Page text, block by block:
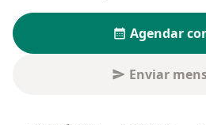
Agendar
Enviar